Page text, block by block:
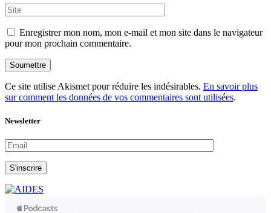
Enregistrer mon nom, mon e-mail et mon site dans le navigateur
pour mon prochain commentaire.
Soumettre
Ce site utilise Akismet pour réduire les indésirables. En savoir plus
sur comment les données de vos commentaires sont utilisées.
Newsletter
S'inscrire